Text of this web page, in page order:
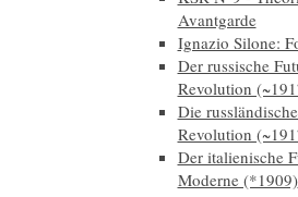
Avantgarde
Ignazio Silone:
Der russische
Revolution
Die
Revolution
Der italienische
Moderne (*1909)